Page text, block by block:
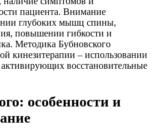
пациента. Внимание
глубоких мышц спины,
повышении гибкости и
Методика Бубновского
кинезитерапии – использовании
восстановительные
особенности и